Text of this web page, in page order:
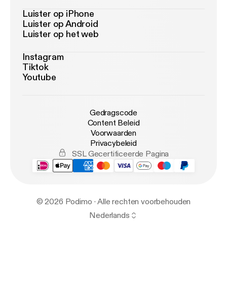
Luister op iPhone
Luister op Android
Luister op het web
Instagram
Tiktok
Youtube
Gedragscode
Content Beleid
Voorwaarden
Privacybeleid
SSL Gecertificeerde Pagina
© 2026 Podimo · Alle rechten voorbehouden
Nederlands